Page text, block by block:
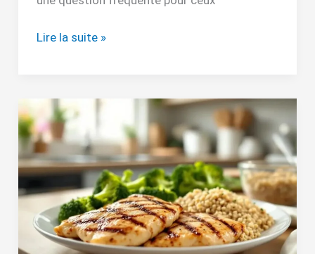
Lire la suite »
Régime
hyperprotéiné
pour
perdre
20
kilos
:
tout